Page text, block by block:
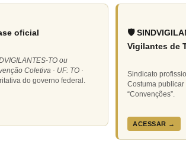
oficial
TO ou
Coletiva · UF: TO ·
do governo federal.
🛡️
Vigilantes de
Sindicato
Costuma publicar
“Convenções”.
ACESSAR →